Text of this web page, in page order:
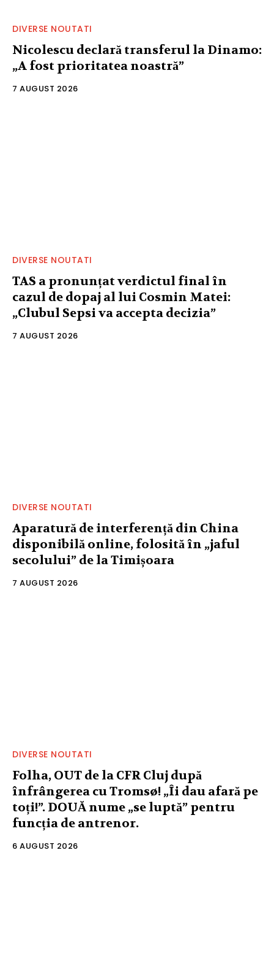
DIVERSE NOUTATI
Nicolescu declară transferul la Dinamo:
„A fost prioritatea noastră”
7 AUGUST 2026
DIVERSE NOUTATI
TAS a pronunțat verdictul final în
cazul de dopaj al lui Cosmin Matei:
„Clubul Sepsi va accepta decizia”
7 AUGUST 2026
DIVERSE NOUTATI
Aparatură de interferență din China
disponibilă online, folosită în „jaful
secolului” de la Timișoara
7 AUGUST 2026
DIVERSE NOUTATI
Folha, OUT de la CFR Cluj după
înfrângerea cu Tromsø! „Îi dau afară pe
toți!”. DOUĂ nume „se luptă” pentru
funcția de antrenor.
6 AUGUST 2026